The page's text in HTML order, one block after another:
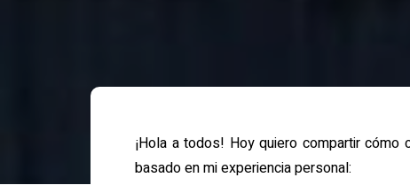
¡Hola a todos! Hoy quiero compartir cómo
basado en mi experiencia personal: